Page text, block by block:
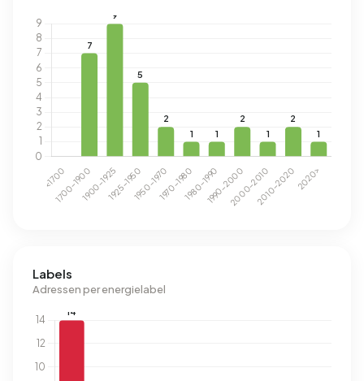
Labels
Adressen per energielabel